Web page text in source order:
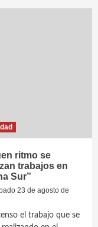
ritmo se
trabajos en
Sur”
23 de agosto de
el trabajo que se